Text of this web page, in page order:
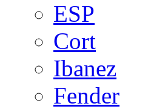
ESP
Cort
Ibanez
Fender